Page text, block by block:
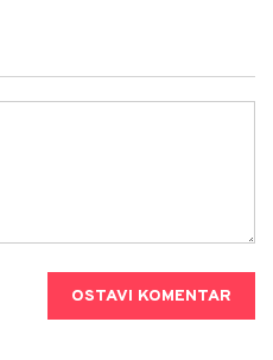
OSTAVI KOMENTAR